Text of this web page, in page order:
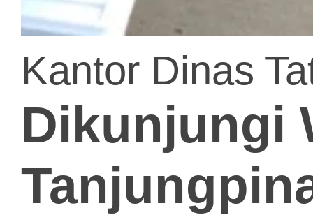
Kantor Dinas
Dikunjungi